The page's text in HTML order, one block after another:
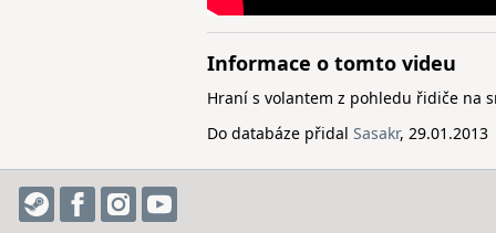
Informace o tomto videu
Hraní s volantem z pohledu řidiče na
Do databáze přidal Sasakr, 29.01.2013